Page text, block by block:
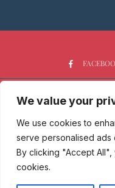
We value your
We use cookies to
serve personalised ads
By clicking "Accept
cookies.
HOME CHI SIAMO
Passione Gourmet è una
Tribunale di Milano con n°